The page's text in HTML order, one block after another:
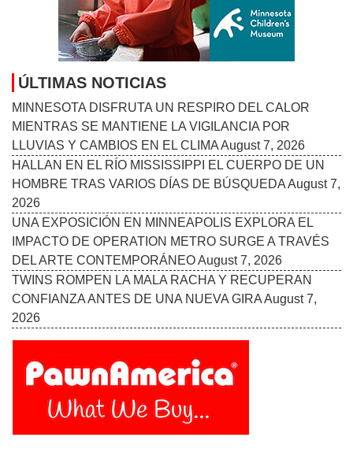
ÚLTIMAS NOTICIAS
MINNESOTA DISFRUTA UN RESPIRO DEL CALOR
MIENTRAS SE MANTIENE LA VIGILANCIA POR
LLUVIAS Y CAMBIOS EN EL CLIMAAugust 7, 2026
HALLAN EN EL RÍO MISSISSIPPI EL CUERPO DE UN
HOMBRE TRAS VARIOS DÍAS DE BÚSQUEDAAugust 7,
2026
UNA EXPOSICIÓN EN MINNEAPOLIS EXPLORA EL
IMPACTO DE OPERATION METRO SURGE A TRAVÉS
DEL ARTE CONTEMPORÁNEOAugust 7, 2026
TWINS ROMPEN LA MALA RACHA Y RECUPERAN
CONFIANZA ANTES DE UNA NUEVA GIRAAugust 7,
2026